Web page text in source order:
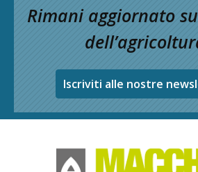
Rimani aggiornato
Iscriviti alle nostre